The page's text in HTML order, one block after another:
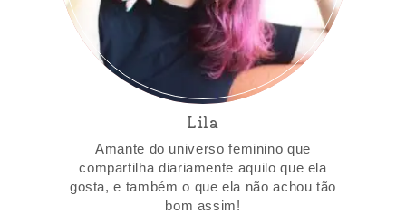
Lila
Amante do universo feminino que
compartilha diariamente aquilo que ela
gosta, e também o que ela não achou tão
bom assim!